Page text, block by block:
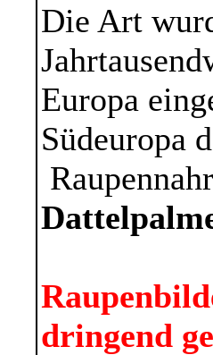
Die Art
Europa
Südeuropa
dringend